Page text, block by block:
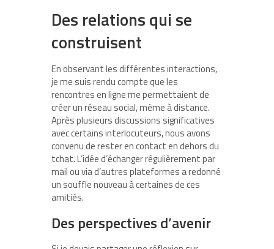
Des relations qui se
construisent
En observant les différentes interactions,
je me suis rendu compte que les
rencontres en ligne me permettaient de
créer un réseau social, même à distance.
Après plusieurs discussions significatives
avec certains interlocuteurs, nous avons
convenu de rester en contact en dehors du
tchat. L’idée d’échanger régulièrement par
mail ou via d’autres plateformes a redonné
un souffle nouveau à certaines de ces
amitiés.
Des perspectives d’avenir